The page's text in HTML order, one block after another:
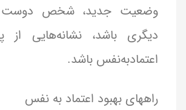
وضعیت جدید، شخص دوست
دیگری باشد، نشانه‌هایی از
اعتمادبه‌نفس باشد.
راههای بهبود اعتماد به نفس